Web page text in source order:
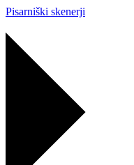
Pisarniški skenerji